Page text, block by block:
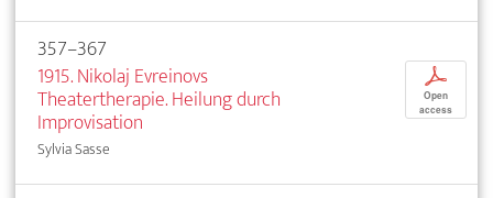
357–367
1915. Nikolaj Evreinovs
Theatertherapie. Heilung durch
Improvisation
Sylvia Sasse
p
Open
access